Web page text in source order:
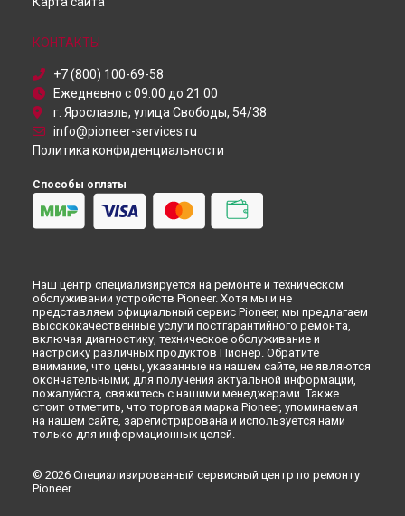
Ремонт телевизора PDP-SX5080D Pioneer в
КОНТАКТЫ
+7 (800) 100-69-58
Ежедневно с 09:00 до 21:00
г. Ярославль, улица Свободы, 54/38
info@pioneer-services.ru
Политика конфиденциальности
Способы оплаты
Наш центр специализируется на ремонте и техническом
обслуживании устройств Pioneer. Хотя мы и не
представляем официальный сервис Pioneer, мы предлагаем
высококачественные услуги постгарантийного ремонта,
включая диагностику, техническое обслуживание и
настройку различных продуктов Пионер. Обратите
внимание, что цены, указанные на нашем сайте, не являются
окончательными; для получения актуальной информации,
пожалуйста, свяжитесь с нашими менеджерами. Также
стоит отметить, что торговая марка Pioneer, упоминаемая
на нашем сайте, зарегистрирована и используется нами
только для информационных целей.
© 2026 Специализированный сервисный центр по ремонту
Pioneer.